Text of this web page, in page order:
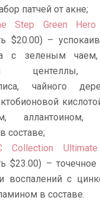
патчей от акне;
Step Green Hero
$20.00) –
с зеленым чаем,
центеллы,
чайного
аллантоином,
составе;
Collection
$23.00) –
воспалений с
в составе.